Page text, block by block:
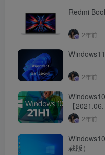
Redmi
2年前
2年前
【
2年前
裁版）